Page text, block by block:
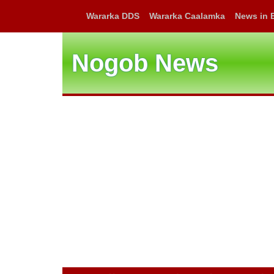
Wararka DDS Wararka Caalamka News in
Nogob News